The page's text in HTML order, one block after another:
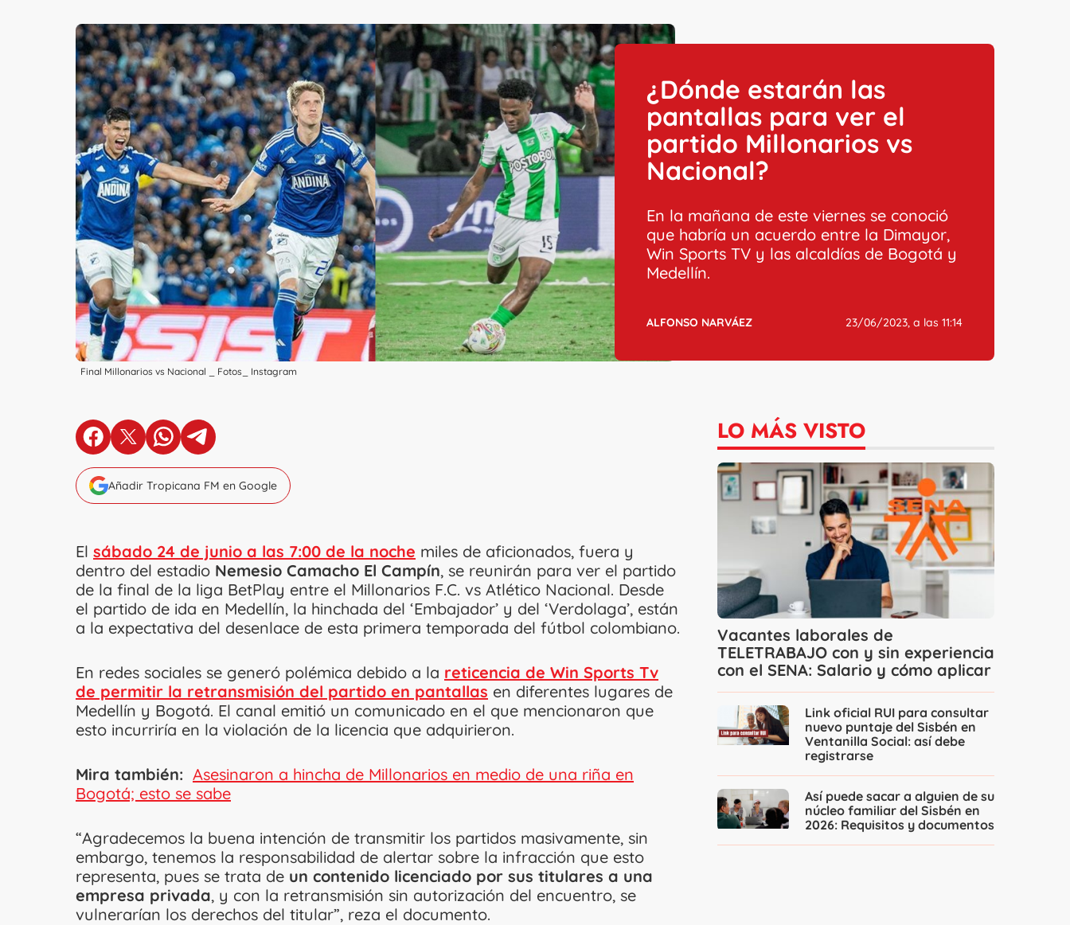
Final Millonarios vs Nacional _ Fotos_ Instagram
¿Dónde estarán las
pantallas para ver el
partido Millonarios vs
Nacional?
En la mañana de este viernes se conoció
que habría un acuerdo entre la Dimayor,
Win Sports TV y las alcaldías de Bogotá y
Medellín.
ALFONSO NARVÁEZ 23/06/2023, a las 11:14
en Facebook
en X en Whatsapp
en Telegram
Añadir Tropicana FM en Google
El sábado 24 de junio a las 7:00 de la noche miles de aficionados, fuera y
dentro del estadio Nemesio Camacho El Campín, se reunirán para ver el partido
de la final de la liga BetPlay entre el Millonarios F.C. vs Atlético Nacional. Desde
el partido de ida en Medellín, la hinchada del ‘Embajador’ y del ‘Verdolaga’, están
a la expectativa del desenlace de esta primera temporada del fútbol colombiano.
En redes sociales se generó polémica debido a la reticencia de Win Sports Tv
de permitir la retransmisión del partido en pantallas en diferentes lugares de
Medellín y Bogotá. El canal emitió un comunicado en el que mencionaron que
esto incurriría en la violación de la licencia que adquirieron.
Mira también: Asesinaron a hincha de Millonarios en medio de una riña en
Bogotá; esto se sabe
“Agradecemos la buena intención de transmitir los partidos masivamente, sin
embargo, tenemos la responsabilidad de alertar sobre la infracción que esto
representa, pues se trata de un contenido licenciado por sus titulares a una
empresa privada, y con la retransmisión sin autorización del encuentro, se
vulnerarían los derechos del titular”, reza el documento.
LO MÁS VISTO
Vacantes laborales de
TELETRABAJO con y sin experiencia
con el SENA: Salario y cómo aplicar
Link oficial RUI para consultar
nuevo puntaje del Sisbén en
Ventanilla Social: así debe
registrarse
Así puede sacar a alguien de su
núcleo familiar del Sisbén en
2026: Requisitos y documentos